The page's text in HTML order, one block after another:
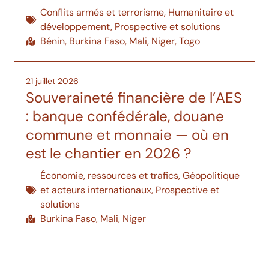
Conflits armés et terrorisme, Humanitaire et
développement, Prospective et solutions
Bénin, Burkina Faso, Mali, Niger,Togo
21 juillet 2026
Souveraineté financière de l’AES
: banque confédérale, douane
commune et monnaie — où en
est le chantier en 2026 ?
Économie, ressources et trafics,Géopolitique
et acteurs internationaux, Prospective et
solutions
Burkina Faso, Mali, Niger